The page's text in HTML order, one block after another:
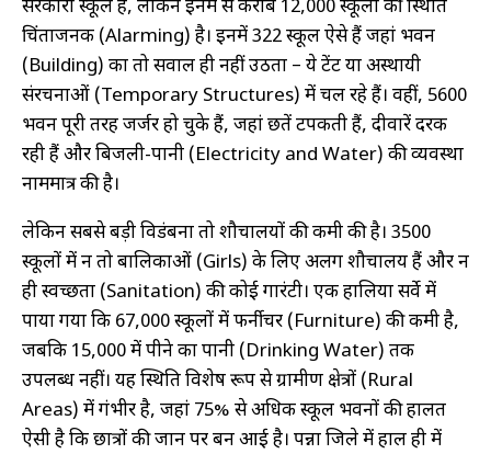
Handicap
Peon
Nurse
Driver
FOLLOW
US
ON
Facebook
Koo
Twitter
Email
सरकारी स्कूल हैं, लेकिन इनमें से करीब 12,000 स्कूलों की स्थिति
चिंताजनक (Alarming) है। इनमें 322 स्कूल ऐसे हैं जहां भवन
(Building) का तो सवाल ही नहीं उठता – ये टेंट या अस्थायी
संरचनाओं (Temporary Structures) में चल रहे हैं। वहीं, 5600
भवन पूरी तरह जर्जर हो चुके हैं, जहां छतें टपकती हैं, दीवारें दरक
रही हैं और बिजली-पानी (Electricity and Water) की व्यवस्था
नाममात्र की है।
लेकिन सबसे बड़ी विडंबना तो शौचालयों की कमी की है। 3500
स्कूलों में न तो बालिकाओं (Girls) के लिए अलग शौचालय हैं और न
ही स्वच्छता (Sanitation) की कोई गारंटी। एक हालिया सर्वे में
पाया गया कि 67,000 स्कूलों में फर्नीचर (Furniture) की कमी है,
जबकि 15,000 में पीने का पानी (Drinking Water) तक
उपलब्ध नहीं। यह स्थिति विशेष रूप से ग्रामीण क्षेत्रों (Rural
Areas) में गंभीर है, जहां 75% से अधिक स्कूल भवनों की हालत
ऐसी है कि छात्रों की जान पर बन आई है। पन्ना जिले में हाल ही में